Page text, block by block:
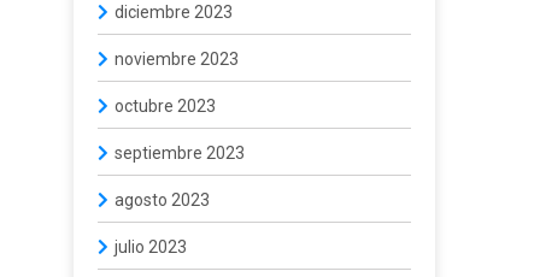
diciembre 2023
noviembre 2023
octubre 2023
septiembre 2023
agosto 2023
julio 2023